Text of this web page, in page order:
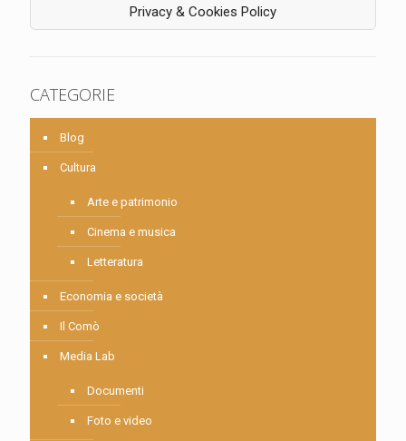
Privacy & Cookies Policy
CATEGORIE
Blog
Cultura
Arte e patrimonio
Cinema e musica
Letteratura
Economia e società
Il Comò
Media Lab
Documenti
Foto e video